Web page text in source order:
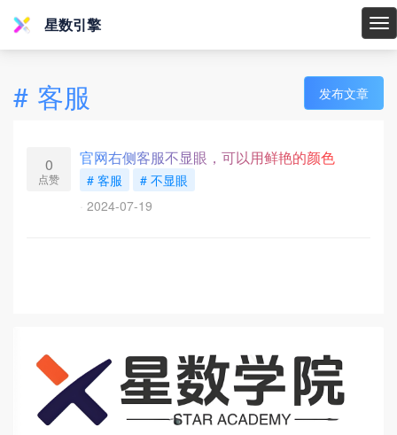
星
引
星数引擎
# 客服 发布文章
0
点赞
官网右侧客服不显眼，可以用鲜艳的颜色
# 客服
# 不显眼
2024-07-19